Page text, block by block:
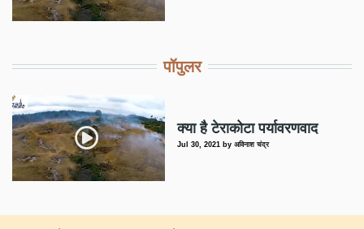
पॉपुलर
क्या है टेराकोटा पर्यावरणवाद
Jul 30, 2021 byअविनाश चंद्र